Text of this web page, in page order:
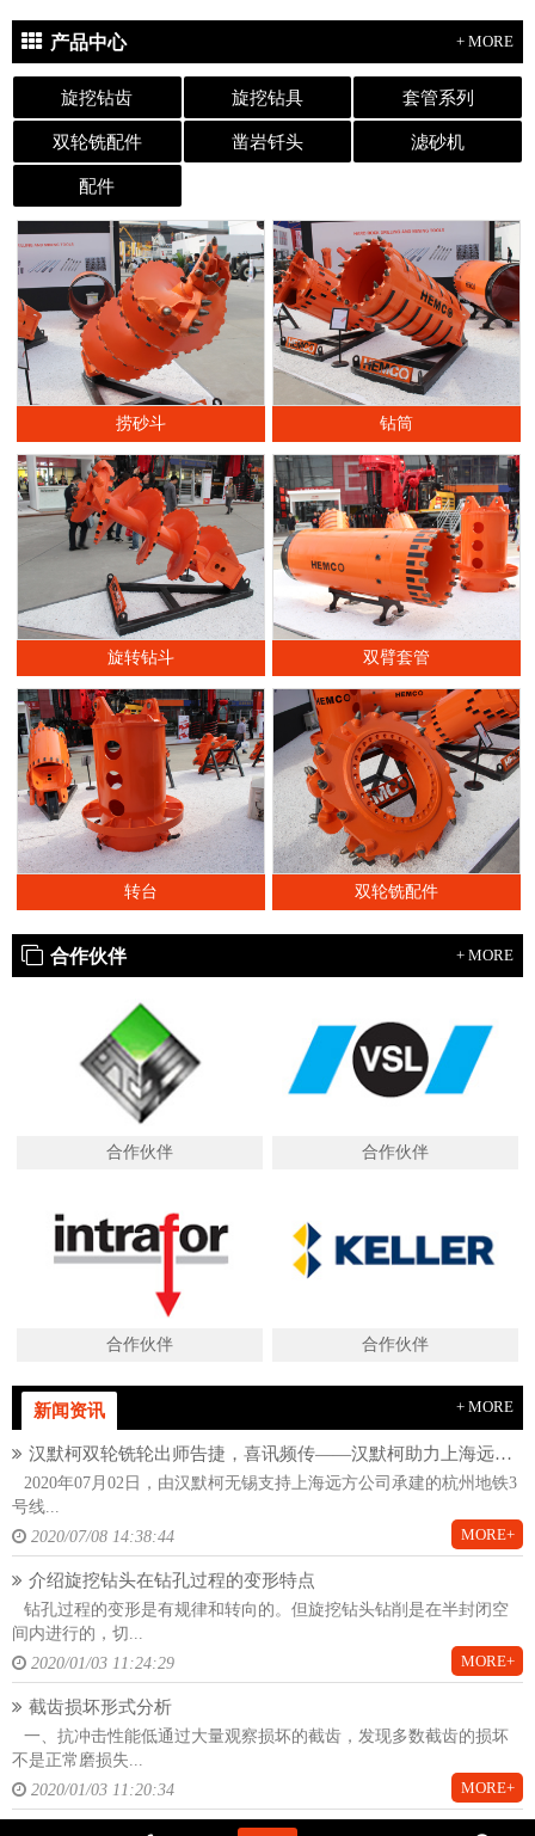
产品中心 + MORE
旋挖钻齿 旋挖钻具 套管系列
双轮铣配件 凿岩钎头 滤砂机
配件
捞砂斗 钻筒
旋转钻斗 双臂套管
转台 双轮铣配件
合作伙伴 + MORE
合作伙伴 合作伙伴
合作伙伴 合作伙伴
新闻资讯 + MORE
汉默柯双轮铣轮出师告捷，喜讯频传——汉默柯助力上海远方杭州地铁项目
2020年07月02日，由汉默柯无锡支持上海远方公司承建的杭州地铁3
号线...
2020/07/08 14:38:44
MORE+
介绍旋挖钻头在钻孔过程的变形特点
钻孔过程的变形是有规律和转向的。但旋挖钻头钻削是在半封闭空
间内进行的，切...
2020/01/03 11:24:29
MORE+
截齿损坏形式分析
一、抗冲击性能低通过大量观察损坏的截齿，发现多数截齿的损坏
不是正常磨损失...
2020/01/03 11:20:34
MORE+